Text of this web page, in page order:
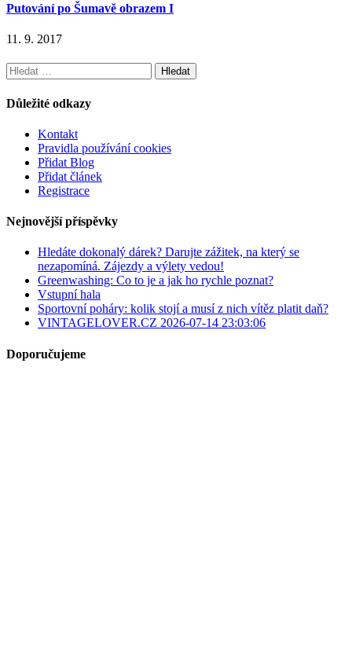
Putování po Šumavě obrazem I
11. 9. 2017
Vyhledávání
Důležité odkazy
Kontakt
Pravidla používání cookies
Přidat Blog
Přidat článek
Registrace
Nejnovější příspěvky
Hledáte dokonalý dárek? Darujte zážitek, na který se
nezapomíná. Zájezdy a výlety vedou!
Greenwashing: Co to je a jak ho rychle poznat?
Vstupní hala
Sportovní poháry: kolik stojí a musí z nich vítěz platit daň?
VINTAGELOVER.CZ 2026-07-14 23:03:06
Doporučujeme